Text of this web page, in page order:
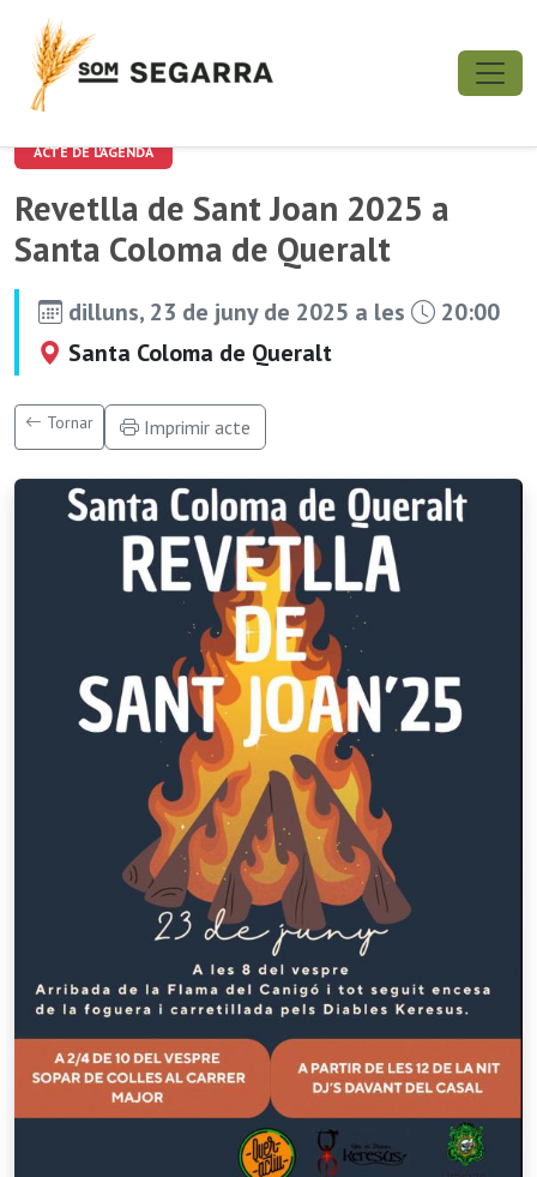
ACTE DE L'AGENDA
Revetlla de Sant Joan 2025 a
Santa Coloma de Queralt
dilluns, 23 de juny de 2025 a les
20:00
Santa Coloma de Queralt
Tornar Imprimir acte